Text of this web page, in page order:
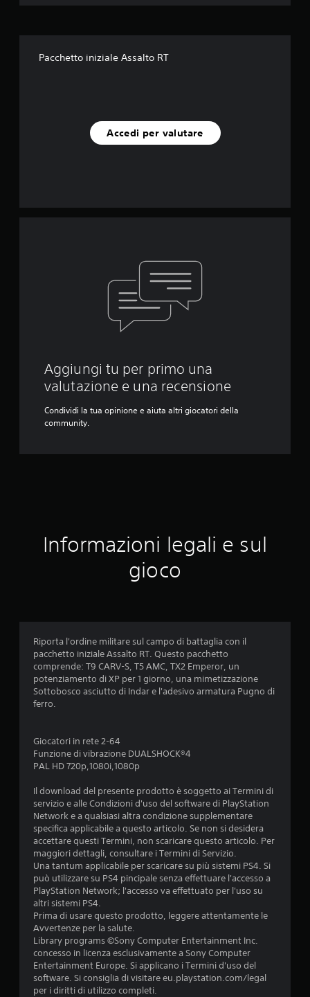
Pacchetto iniziale Assalto RT
Accedi per valutare
Aggiungi tu per primo una
valutazione e una recensione
Condividi la tua opinione e aiuta altri giocatori della
community.
Informazioni legali e sul
gioco
Riporta l'ordine militare sul campo di battaglia con il
pacchetto iniziale Assalto RT. Questo pacchetto
comprende: T9 CARV-S, T5 AMC, TX2 Emperor, un
potenziamento di XP per 1 giorno, una mimetizzazione
Sottobosco asciutto di Indar e l'adesivo armatura Pugno di
ferro.
Giocatori in rete 2-64
Funzione di vibrazione DUALSHOCK®4
PAL HD 720p,1080i,1080p
Il download del presente prodotto è soggetto ai Termini di
servizio e alle Condizioni d'uso del software di PlayStation
Network e a qualsiasi altra condizione supplementare
specifica applicabile a questo articolo. Se non si desidera
accettare questi Termini, non scaricare questo articolo. Per
maggiori dettagli, consultare i Termini di Servizio.
Una tantum applicabile per scaricare su più sistemi PS4. Si
può utilizzare su PS4 pincipale senza effettuare l'accesso a
PlayStation Network; l'accesso va effettuato per l'uso su
altri sistemi PS4.
Prima di usare questo prodotto, leggere attentamente le
Avvertenze per la salute.
Library programs ©Sony Computer Entertainment Inc.
concesso in licenza esclusivamente a Sony Computer
Entertainment Europe. Si applicano i Termini d'uso del
software. Si consiglia di visitare eu.playstation.com/legal
per i diritti di utilizzo completi.